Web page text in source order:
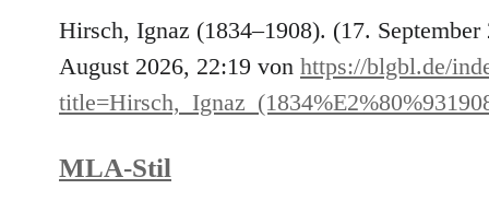
Hirsch, Ignaz (1834–1908). (17.
August 2026, 22:19 von https://blgbl.de/
MLA-Stil